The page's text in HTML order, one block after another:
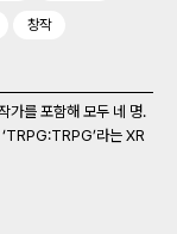
창작
가를 포함해 모두 네 명.
라는 XR